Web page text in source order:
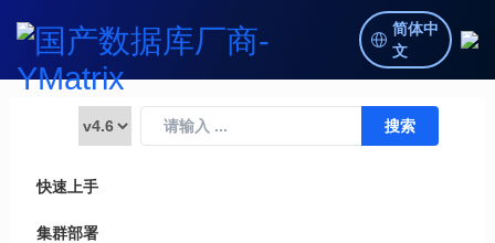
简体中
文
快速上手
集群部署